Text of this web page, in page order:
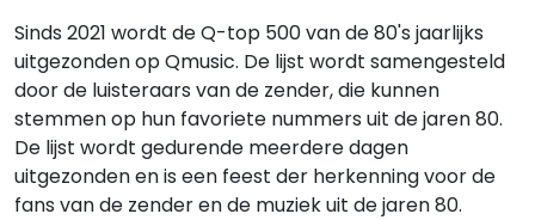
Sinds 2021 wordt de Q-top 500 van de 80's jaarlijks
uitgezonden op Qmusic. De lijst wordt samengesteld
door de luisteraars van de zender, die kunnen
stemmen op hun favoriete nummers uit de jaren 80.
De lijst wordt gedurende meerdere dagen
uitgezonden en is een feest der herkenning voor de
fans van de zender en de muziek uit de jaren 80.